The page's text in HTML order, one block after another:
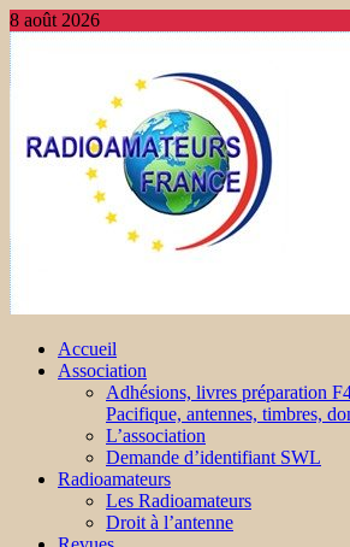
8 août 2026
Accueil
Association
Adhésions, livres préparation
Pacifique, antennes, timbres,
L’association
Demande d’identifiant SWL
Radioamateurs
Les Radioamateurs
Droit à l’antenne